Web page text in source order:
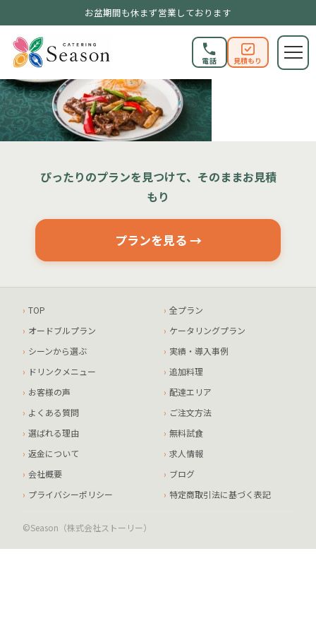
お盆期間も休まず営業しております
電話 見積もり
ぴったりのプランを見つけて、そのままお見積
もり
プランを見る →
TOP
全プラン
オードブルプラン
ケータリングプラン
シーンから選ぶ
実績・導入事例
ドリンクメニュー
追加料理
お客様の声
配達エリア
よくある質問
ご注文方法
選ばれる理由
無料試食
返金について
求人情報
会社概要
ブログ
プライバシーポリシー
特定商取引法に基づく表記
©Season（株式会社ストーリー）